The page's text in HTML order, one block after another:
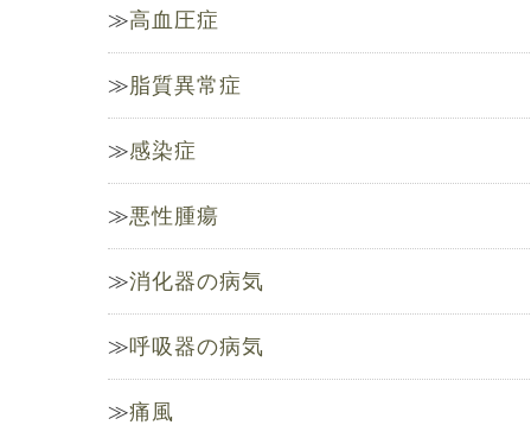
高血圧症
脂質異常症
感染症
悪性腫瘍
消化器の病気
呼吸器の病気
痛風